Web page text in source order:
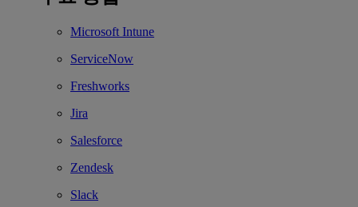
Microsoft Intune
ServiceNow
Freshworks
Jira
Salesforce
Zendesk
Slack